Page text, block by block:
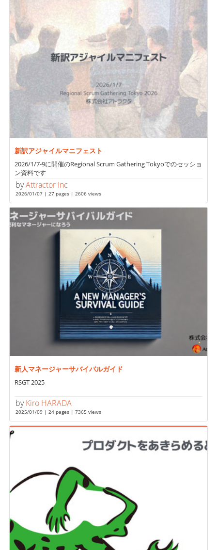
新訳アジャイルマニフェスト
2026/1/7-9に開催のRegional Scrum Gathering Tokyoでのセッショ
ン資料です
byAttractor Inc
2026/01/07 | 27 pages | 2606 views
新人マネージャーサバイバルガイド
RSGT 2025
byKiro HARADA
2025/01/09 | 24 pages | 7365 views